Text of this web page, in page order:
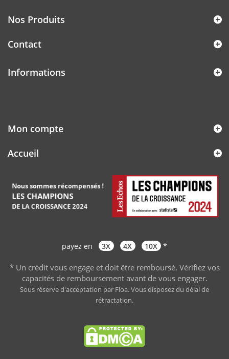
Nos Produits
Contact
Informations
Mon compte
Accueil
payez en 3X 4X 10X *
* Un crédit vous engage et doit être remboursé. Vérifiez vos
capacités de remboursement avant de vous engager.
Sous réserve d'acceptation par Floa. Vous disposez du délai de
rétractation.